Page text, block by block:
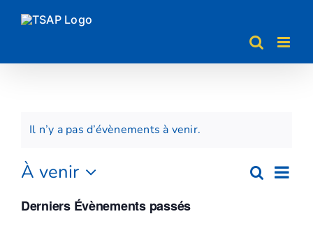
Il n’y a pas d’évènements à venir.
Liste
À venir
Sélectionnez
une
Derniers Évènements passés